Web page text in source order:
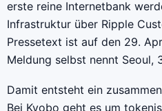
erste reine Internetbank
Infrastruktur über Ripple
Pressetext ist auf den 29.
Meldung selbst nennt Seoul,
Damit entsteht ein
Bei Kyobo geht es um